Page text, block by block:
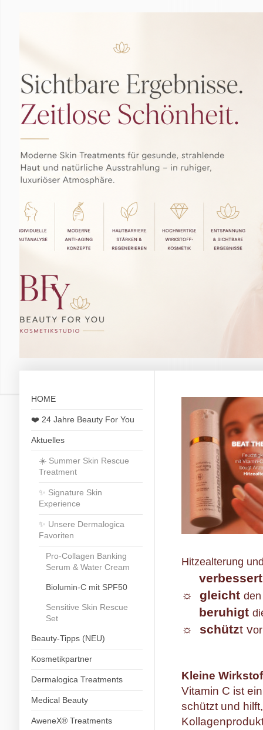
HOME
❤️ 24 Jahre Beauty For You
Aktuelles
☀️ Summer Skin Rescue
Treatment
✨ Signature Skin
Experience
✨ Unsere Dermalogica
Favoriten
Pro-Collagen Banking
Serum & Water Cream
Biolumin-C mit SPF50
Sensitive Skin Rescue
Set
Beauty-Tipps (NEU)
Kosmetikpartner
Dermalogica Treatments
Medical Beauty
AweneX® Treatments
Hitzealterung
verbessert
☼ gleicht
beruhigt
☼ schützt v
Kleine
Vitamin C ist
schützt und